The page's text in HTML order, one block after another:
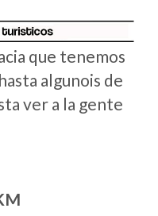
que tenemos
algunois de
ver a la gente